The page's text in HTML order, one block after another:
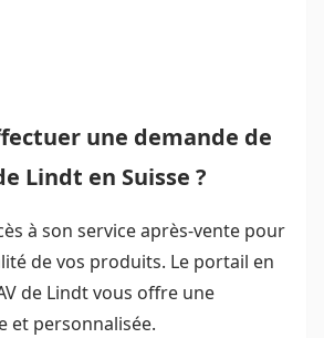
une demande de
Lindt en Suisse ?
à son service après-vente pour
de vos produits. Le portail en
de Lindt vous offre une
et personnalisée.